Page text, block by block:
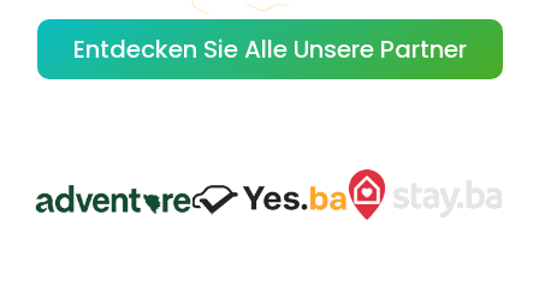
Entdecken Sie Alle Unsere Partner